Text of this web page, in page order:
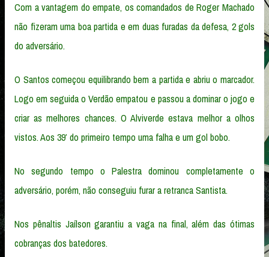
Com a vantagem do empate, os comandados de Roger Machado
não fizeram uma boa partida e em duas furadas da defesa, 2 gols
do adversário.
O Santos começou equilibrando bem a partida e abriu o marcador.
Logo em seguida o Verdão empatou e passou a dominar o jogo e
criar as melhores chances. O Alviverde estava melhor a olhos
vistos. Aos 39′ do primeiro tempo uma falha e um gol bobo.
No segundo tempo o Palestra dominou completamente o
adversário, porém, não conseguiu furar a retranca Santista.
Nos pênaltis Jaílson garantiu a vaga na final, além das ótimas
cobranças dos batedores.